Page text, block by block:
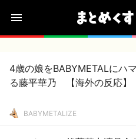
4歳の娘をBABYMETALにハ
る藤平華乃 【海外の反応】
BABYMETALIZE